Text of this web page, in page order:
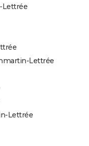
Lettrée
Lettrée
Lettrée